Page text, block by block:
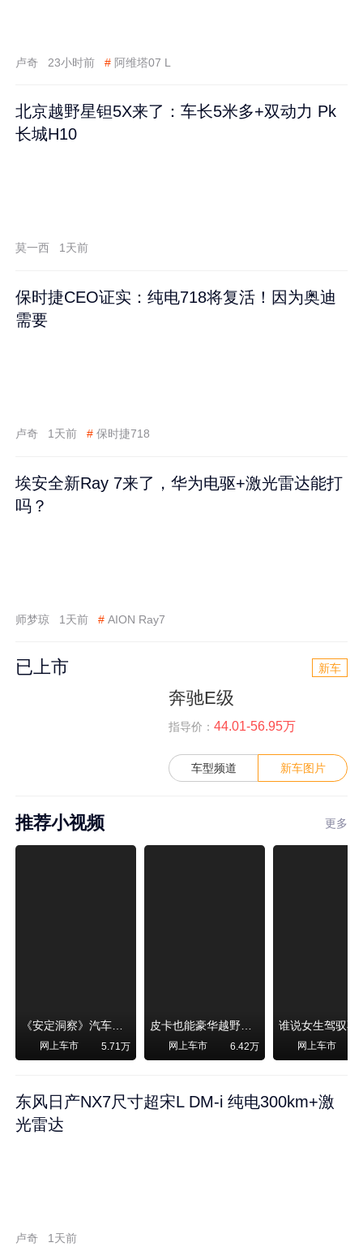
卢奇 23小时前 # 阿维塔07 L
北京越野星钽5X来了：车长5米多+双动力 Pk
长城H10
莫一西 1天前
保时捷CEO证实：纯电718将复活！因为奥迪
需要
卢奇 1天前 # 保时捷718
埃安全新Ray 7来了，华为电驱+激光雷达能打
吗？
师梦琼 1天前 # AION Ray7
已上市 新车
奔驰E级
指导价： 44.01-56.95万
车型频道 新车图片
推荐小视频 更多
《安定洞察》汽车烧不烧油，和石油安全无关！
网上车市 5.71万
皮卡也能豪华越野！纵横F700上市，限时卖29.99万起
网上车市 6.42万 网上车市
东风日产NX7尺寸超宋L DM-i 纯电300km+激
光雷达
卢奇 1天前